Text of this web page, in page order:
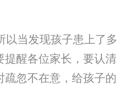
当发现孩子患上了多
提醒各位家长，要认清
疏忽不在意，给孩子的